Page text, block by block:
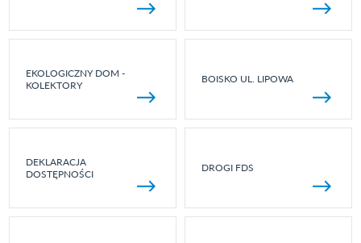
EKOLOGICZNY DOM -
KOLEKTORY
BOISKO UL. LIPOWA
DEKLARACJA
DOSTĘPNOŚCI
DROGI FDS